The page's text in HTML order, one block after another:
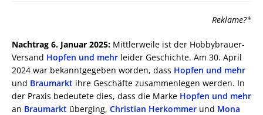
Reklame?*
Nachtrag 6. Januar 2025: Mittlerweile ist der Hobbybrauer-
Versand Hopfen und mehr leider Geschichte. Am 30. April
2024 war bekanntgegeben worden, dass Hopfen und mehr
und Braumarkt ihre Geschäfte zusammenlegen werden. In
der Praxis bedeutete dies, dass die Marke Hopfen und mehr
an Braumarkt überging, Christian Herkommer und Mona